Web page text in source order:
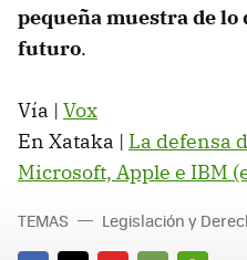
pequeña muestra de lo
futuro.
Vía | Vox
En Xataka | La defensa
Microsoft, Apple e IBM
TEMAS Legislación y